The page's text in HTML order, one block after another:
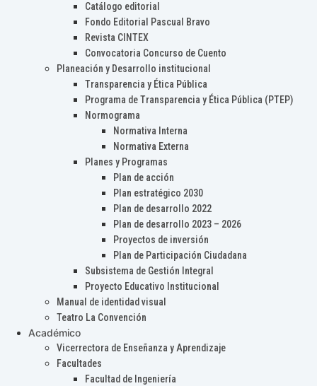
Catálogo editorial
Fondo Editorial Pascual Bravo
Revista CINTEX
Convocatoria Concurso de Cuento
Planeación y Desarrollo institucional
Transparencia y Ética Pública
Programa de Transparencia y Ética Pública (PTEP)
Normograma
Normativa Interna
Normativa Externa
Planes y Programas
Plan de acción
Plan estratégico 2030
Plan de desarrollo 2022
Plan de desarrollo 2023 – 2026
Proyectos de inversión
Plan de Participación Ciudadana
Subsistema de Gestión Integral
Proyecto Educativo Institucional
Manual de identidad visual
Teatro La Convención
Académico
Vicerrectora de Enseñanza y Aprendizaje
Facultades
Facultad de Ingeniería